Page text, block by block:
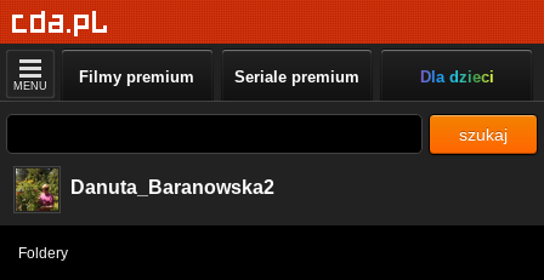
MENU Filmy premium Seriale premium Dla dzieci
szukaj
Danuta_Baranowska2
Foldery